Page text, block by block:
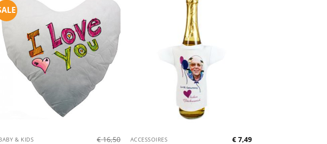
& KIDS €16,50 ACCESSOIRES € 7,49